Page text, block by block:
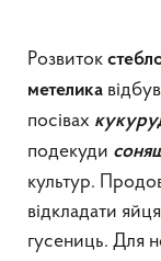
Розвиток
метелика
посівах
подекуди
культур.
відкладати
гусениць. Для